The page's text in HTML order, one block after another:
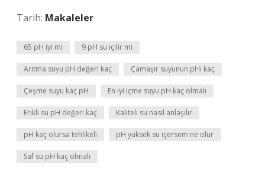
Tarih: Makaleler
65 pH iyi mi 9 pH su içilir mi
Arıtma suyu pH değeri kaç Çamaşır suyunun pHı kaç
Çeşme suyu kaç pH En iyi içme suyu pH kaç olmalı
Erikli su pH değeri kaç Kaliteli su nasıl anlaşılır
pH kaç olursa tehlikeli pH yüksek su içersem ne olur
Saf su pH kaç olmalı